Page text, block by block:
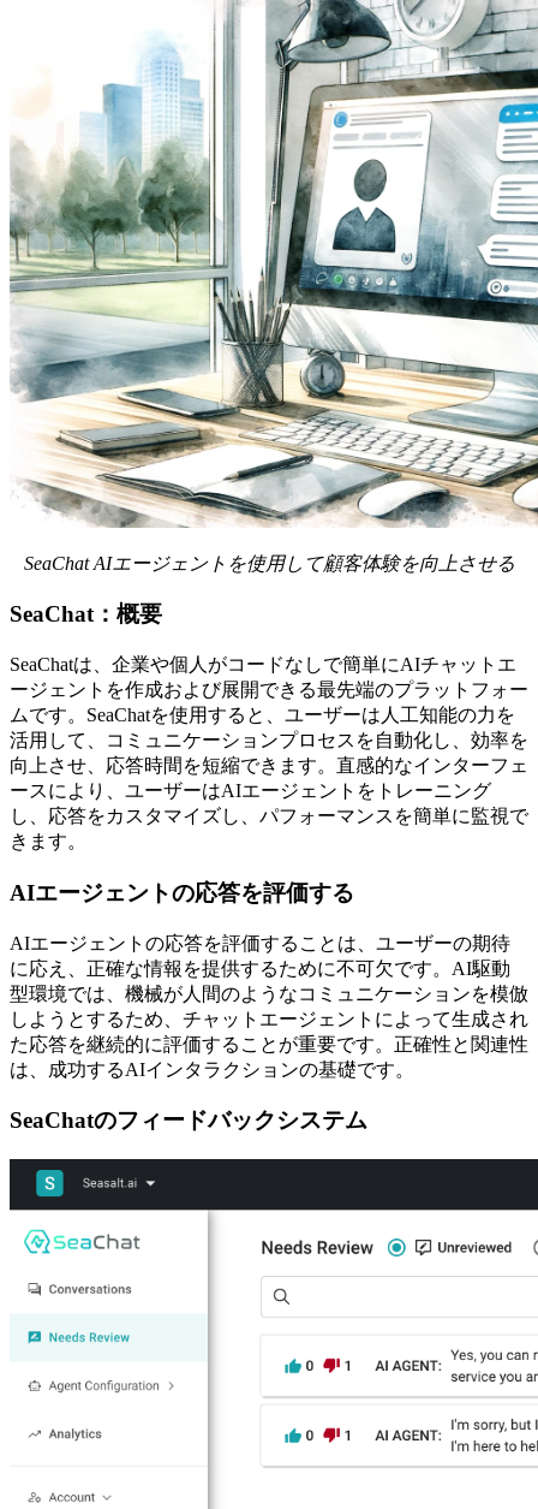
SeaChat AIエージェントを使用して顧客体験を向上させる
SeaChat：概要
SeaChatは、企業や個人がコードなしで簡単にAIチャットエ
ージェントを作成および展開できる最先端のプラットフォー
ムです。SeaChatを使用すると、ユーザーは人工知能の力を
活用して、コミュニケーションプロセスを自動化し、効率を
向上させ、応答時間を短縮できます。直感的なインターフェ
ースにより、ユーザーはAIエージェントをトレーニング
し、応答をカスタマイズし、パフォーマンスを簡単に監視で
きます。
AIエージェントの応答を評価する
AIエージェントの応答を評価することは、ユーザーの期待
に応え、正確な情報を提供するために不可欠です。AI駆動
型環境では、機械が人間のようなコミュニケーションを模倣
しようとするため、チャットエージェントによって生成され
た応答を継続的に評価することが重要です。正確性と関連性
は、成功するAIインタラクションの基礎です。
SeaChatのフィードバックシステム